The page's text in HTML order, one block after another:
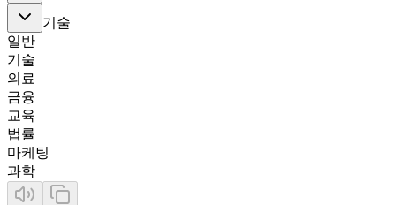
기술
일반
기술
의료
금융
교육
법률
마케팅
과학